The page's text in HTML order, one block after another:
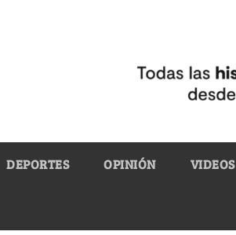
DEPORTES OPINIÓN VIDEOS